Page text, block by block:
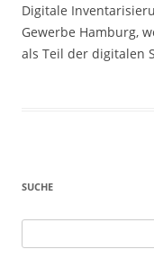
Digitale
Gewerbe Hamburg,
als Teil der digitalen
SUCHE
nach: